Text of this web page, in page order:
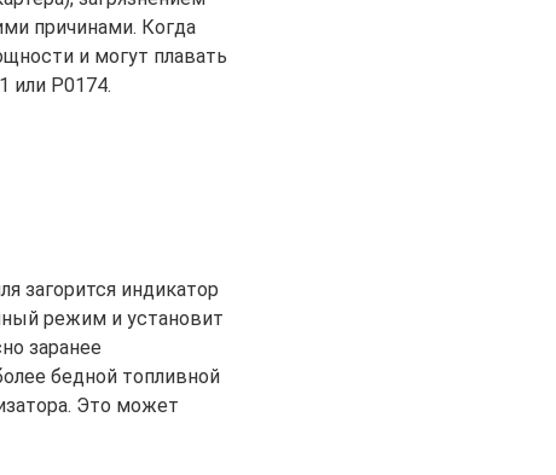
причинами. Когда
и могут плавать
или P0174.
загорится индикатор
режим и установит
заранее
бедной топливной
Это может